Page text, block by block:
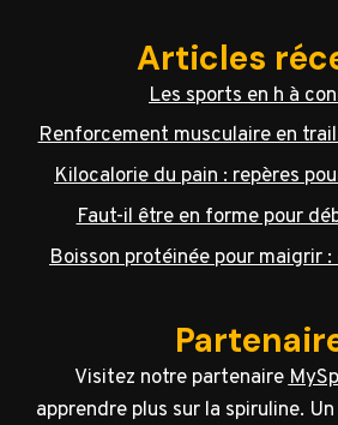
Articles
Les sports en h à
Renforcement musculaire en
Kilocalorie du pain : repères
Faut-il être en forme pour
Boisson protéinée pour maigrir
Visitez notre partenaire
apprendre plus sur la spiruline.